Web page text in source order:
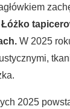
Łóżko
W 2025
2025